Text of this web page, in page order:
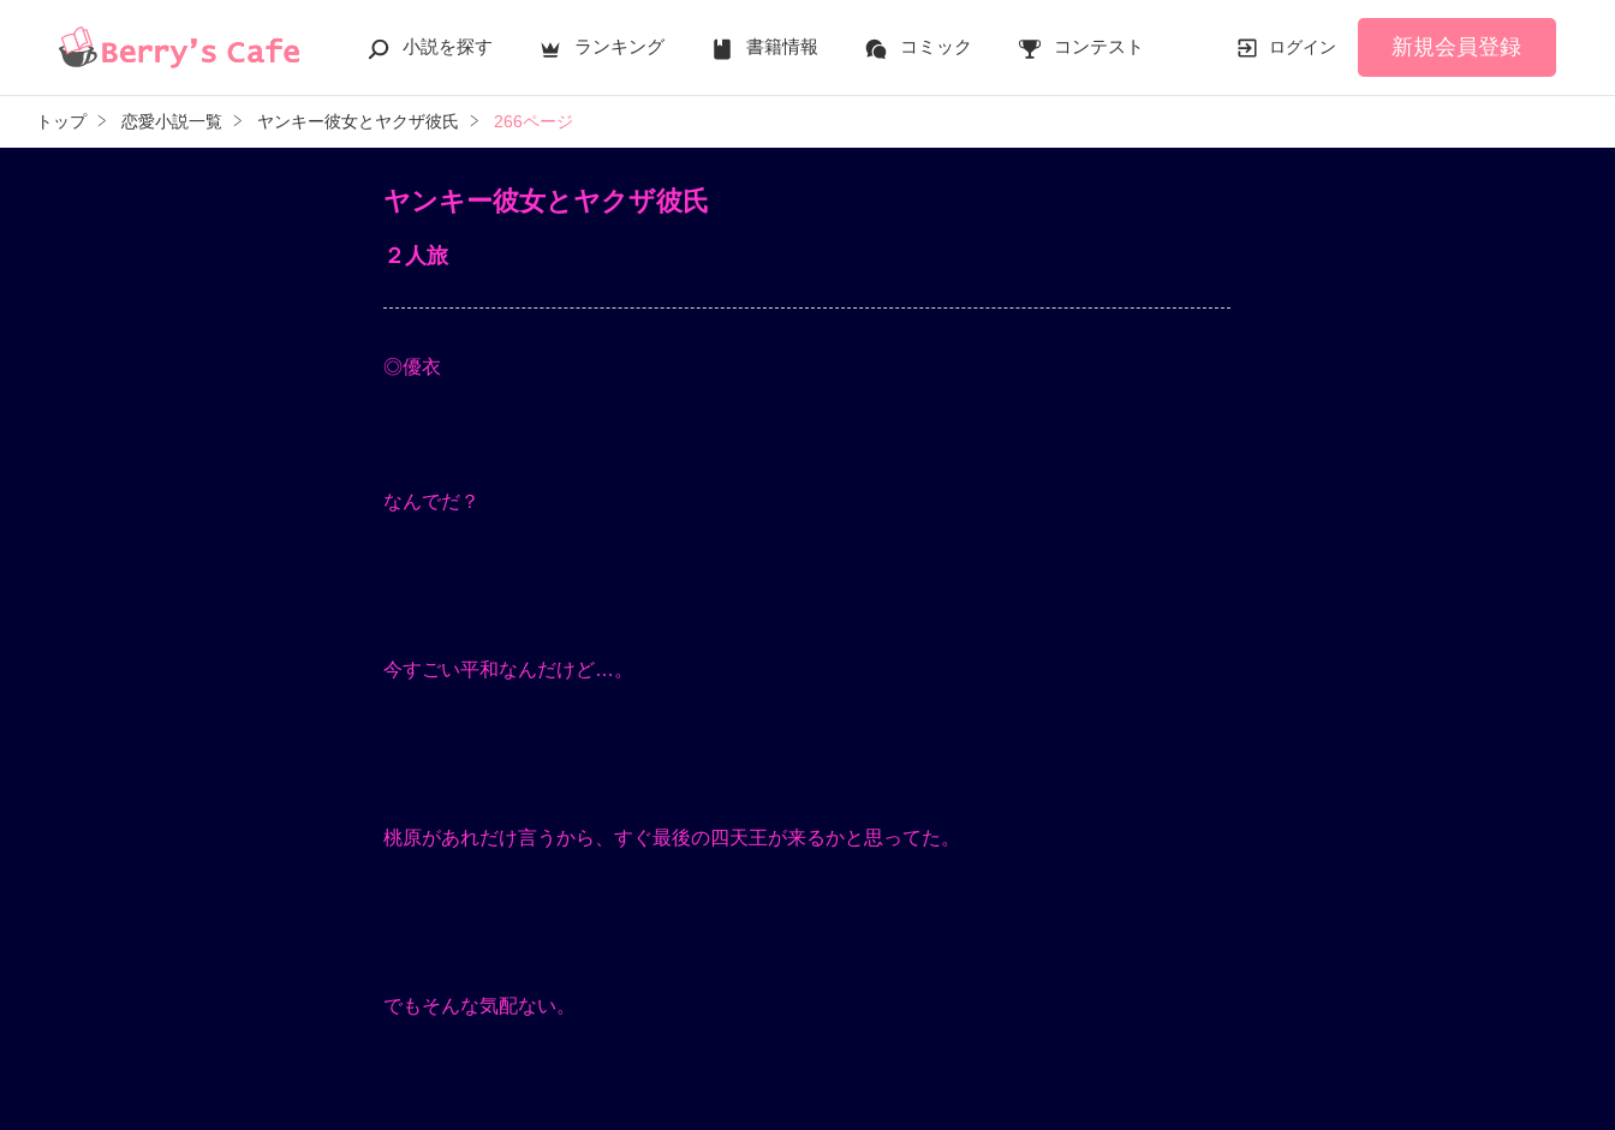
小説を探す ランキング 書籍情報 コミック コンテスト ログイン 新規会員登録
トップ 恋愛小説一覧 ヤンキー彼女とヤクザ彼氏 266ページ
ヤンキー彼女とヤクザ彼氏
２人旅
◎優衣
なんでだ？
今すごい平和なんだけど…。
桃原があれだけ言うから、すぐ最後の四天王が来るかと思ってた。
でもそんな気配ない。